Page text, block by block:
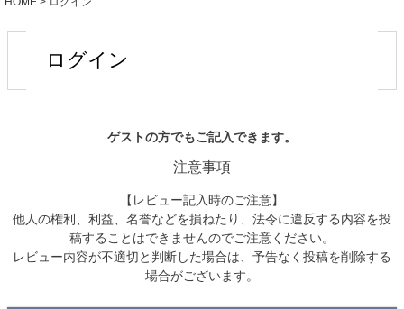
ログイン
ゲストの方でもご記入できます。
注意事項
【レビュー記入時のご注意】
他人の権利、利益、名誉などを損ねたり、法令に違反する内容を投
稿することはできませんのでご注意ください。
レビュー内容が不適切と判断した場合は、予告なく投稿を削除する
場合がございます。